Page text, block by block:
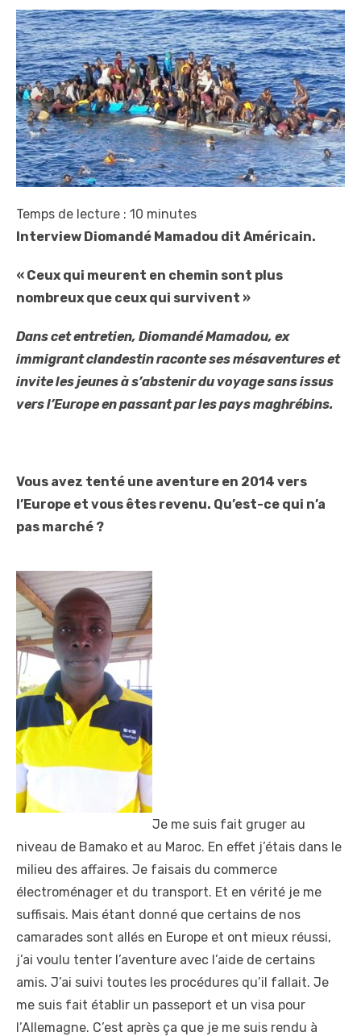
Temps de lecture : 10 minutes
Interview Diomandé Mamadou dit Américain.
« Ceux qui meurent en chemin sont plus
nombreux que ceux qui survivent »
Dans cet entretien, Diomandé Mamadou, ex
immigrant clandestin raconte ses mésaventures et
invite les jeunes à s’abstenir du voyage sans issus
vers l’Europe en passant par les pays maghrébins.
Vous avez tenté une aventure en 2014 vers
l’Europe et vous êtes revenu. Qu’est-ce qui n’a
pas marché ?
Je me suis fait gruger au
niveau de Bamako et au Maroc. En effet j’étais dans le
milieu des affaires. Je faisais du commerce
électroménager et du transport. Et en vérité je me
suffisais. Mais étant donné que certains de nos
camarades sont allés en Europe et ont mieux réussi,
j’ai voulu tenter l’aventure avec l’aide de certains
amis. J’ai suivi toutes les procédures qu’il fallait. Je
me suis fait établir un passeport et un visa pour
l’Allemagne. C’est après ça que je me suis rendu à